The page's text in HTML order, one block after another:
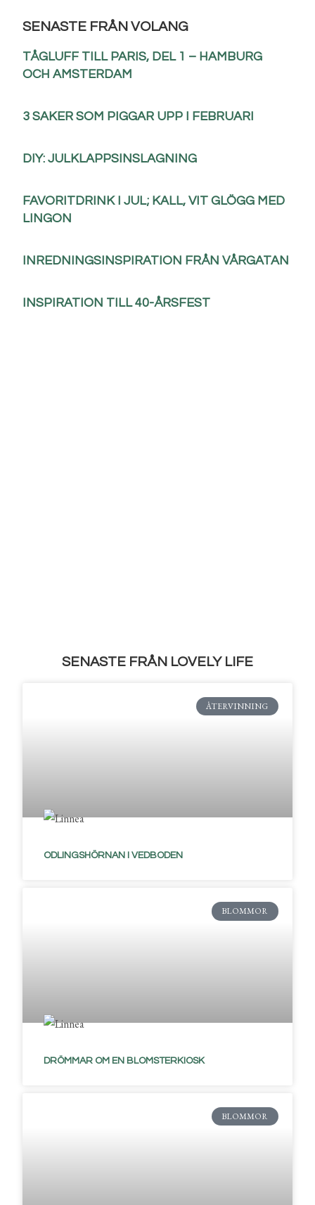
SENASTE FRÅN VOLANG
TÅGLUFF TILL PARIS, DEL 1 – HAMBURG
OCH AMSTERDAM
3 SAKER SOM PIGGAR UPP I FEBRUARI
DIY: JULKLAPPSINSLAGNING
FAVORITDRINK I JUL; KALL, VIT GLÖGG MED
LINGON
INREDNINGSINSPIRATION FRÅN VÅRGATAN
INSPIRATION TILL 40-ÅRSFEST
SENASTE FRÅN LOVELY LIFE
ÅTERVINNING
ODLINGSHÖRNAN I VEDBODEN
BLOMMOR
DRÖMMAR OM EN BLOMSTERKIOSK
BLOMMOR